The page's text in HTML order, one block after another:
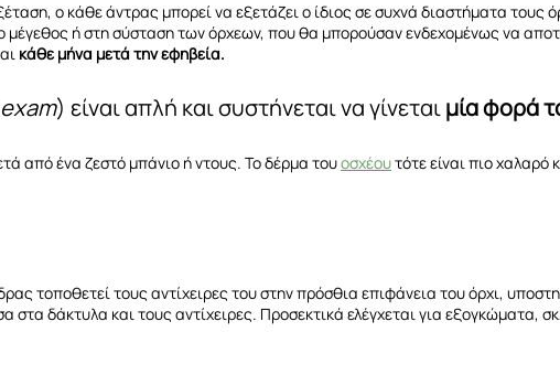
ο κάθε άντρας μπορεί να εξετάζει ο ίδιος σε συχνά διαστήματα τους
μέγεθος ή στη σύσταση των όρχεων, που θα μπορούσαν ενδεχομένως να
κάθε μήνα μετά την εφηβεία.
) είναι απλή και συστήνεται να γίνεταιμία φορά
από ένα ζεστό μπάνιο ή ντους. Το δέρμα τουοσχέουτότε είναι πιο
τοποθετεί τους αντίχειρες του στην πρόσθια επιφάνεια του όρχι,
δάκτυλα και τους αντίχειρες. Προσεκτικά ελέγχεται για εξογκώματα,